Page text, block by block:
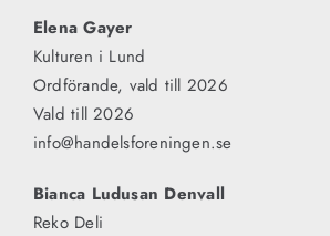
KONTAKT
Elena Gayer
Kulturen i Lund
Ordförande, vald till 2026
Vald till 2026
info@handelsforeningen.se
Bianca Ludusan Denvall
Reko Deli